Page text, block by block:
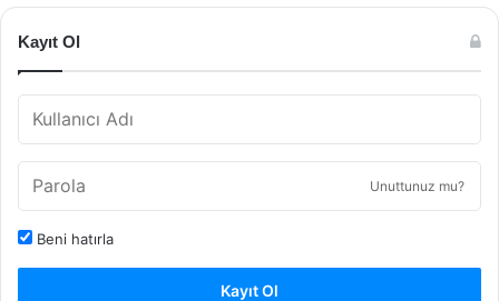
Kayıt Ol
Unuttunuz mu?
Beni hatırla
Kayıt Ol